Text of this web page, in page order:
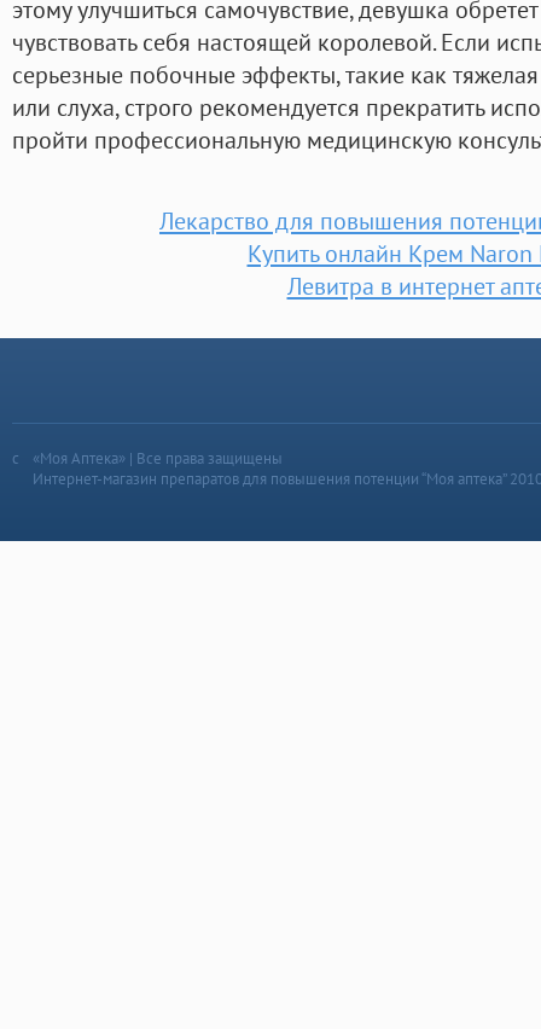
этому улучшиться самочувствие, девушка
чувствовать себя настоящей королевой. Если
серьезные побочные эффекты, такие как
или слуха, строго рекомендуется прекратить
пройти профессиональную медицинскую
Лекарство для повышения
Купить онлайн Крем Naron
Левитра в интернет
«Моя Аптека» | Все права защищены
Интернет-магазин препаратов для повышения потенции “Моя аптека”